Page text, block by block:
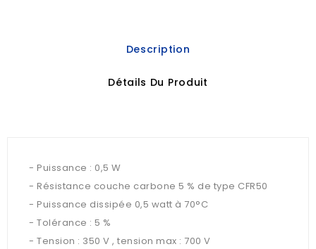
Description
Détails Du Produit
- Puissance : 0,5 W
- Résistance couche carbone 5 % de type CFR50
- Puissance dissipée 0,5 watt à 70°C
- Tolérance : 5 %
- Tension : 350 V , tension max : 700 V